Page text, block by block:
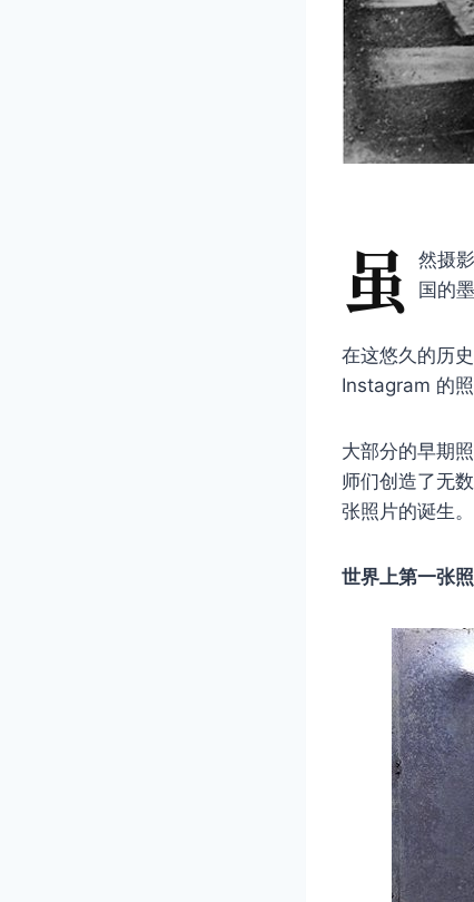
虽
然摄
国的
在这悠久的历
Instagram 的照
大部分的早期
师们创造了无
张照片的诞生。
世界上第一张